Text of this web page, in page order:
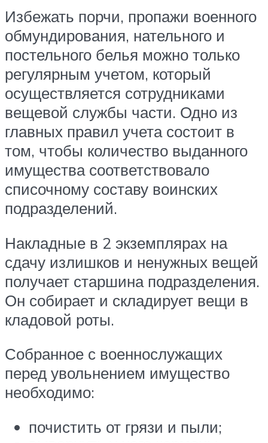
Избежать порчи, пропажи военного
обмундирования, нательного и
постельного белья можно только
регулярным учетом, который
осуществляется сотрудниками
вещевой службы части. Одно из
главных правил учета состоит в
том, чтобы количество выданного
имущества соответствовало
списочному составу воинских
подразделений.
Накладные в 2 экземплярах на
сдачу излишков и ненужных вещей
получает старшина подразделения.
Он собирает и складирует вещи в
кладовой роты.
Собранное с военнослужащих
перед увольнением имущество
необходимо:
почистить от грязи и пыли;